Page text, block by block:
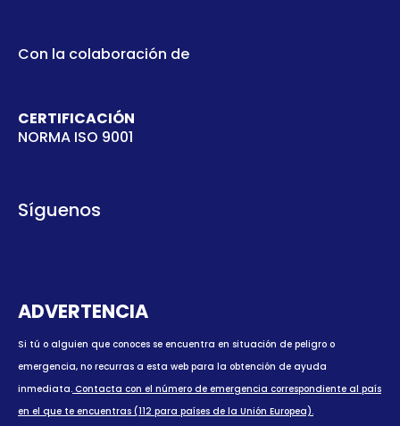
Con la colaboración de
CERTIFICACIÓN
NORMA ISO 9001
Síguenos
ADVERTENCIA
Si tú o alguien que conoces se encuentra en situación de peligro o
emergencia, no recurras a esta web para la obtención de ayuda
inmediata. Contacta con el número de emergencia correspondiente al país
en el que te encuentras (112 para países de la Unión Europea).